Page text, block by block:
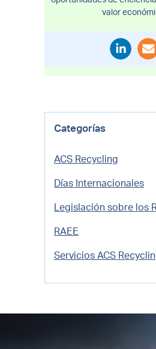
valor
Categorías
ACS Recycling
Días Internacionales
Legislación sobre los
RAEE
Servicios ACS